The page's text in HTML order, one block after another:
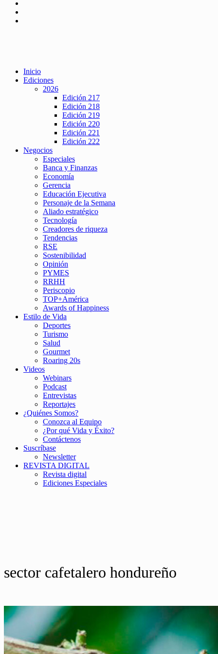
Inicio
Ediciones
2026
Edición 217
Edición 218
Edición 219
Edición 220
Edición 221
Edición 222
Negocios
Especiales
Banca y Finanzas
Economía
Gerencia
Educación Ejecutiva
Personaje de la Semana
Aliado estratégico
Tecnología
Creadores de riqueza
Tendencias
RSE
Sostenibilidad
Opinión
PYMES
RRHH
Periscopio
TOP+América
Awards of Happiness
Estilo de Vida
Deportes
Turismo
Salud
Gourmet
Roaring 20s
Videos
Webinars
Podcast
Entrevistas
Reportajes
¿Quiénes Somos?
Conozca al Equipo
¿Por qué Vida y Éxito?
Contáctenos
Suscríbase
Newsletter
REVISTA DIGITAL
Revista digital
Ediciones Especiales
sector cafetalero hondureño